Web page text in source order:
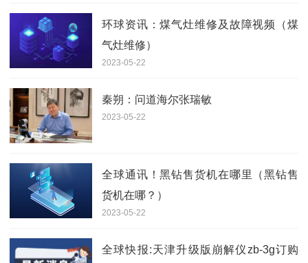
环球资讯：煤气灶维修及故障视频（煤
气灶维修）
2023-05-22
秦朔：问道海尔张瑞敏
2023-05-22
全球通讯！黑钻售货机在哪里（黑钻售
货机在哪？）
2023-05-22
全球快报:天津升级版崩解仪zb-3g订购